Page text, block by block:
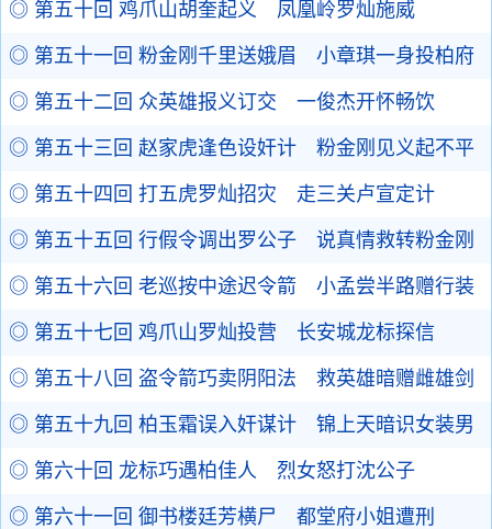
◎ 第五十回 鸡爪山胡奎起义 凤凰岭罗灿施威
◎ 第五十一回 粉金刚千里送娥眉 小章琪一身投柏府
◎ 第五十二回 众英雄报义订交 一俊杰开怀畅饮
◎ 第五十三回 赵家虎逢色设奸计 粉金刚见义起不平
◎ 第五十四回 打五虎罗灿招灾 走三关卢宣定计
◎ 第五十五回 行假令调出罗公子 说真情救转粉金刚
◎ 第五十六回 老巡按中途迟令箭 小孟尝半路赠行装
◎ 第五十七回 鸡爪山罗灿投营 长安城龙标探信
◎ 第五十八回 盗令箭巧卖阴阳法 救英雄暗赠雌雄剑
◎ 第五十九回 柏玉霜误入奸谋计 锦上天暗识女装男
◎ 第六十回 龙标巧遇柏佳人 烈女怒打沈公子
◎ 第六十一回 御书楼廷芳横尸 都堂府小姐遭刑